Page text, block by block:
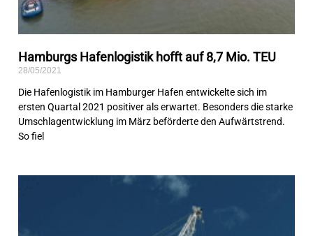
Hamburgs Hafenlogistik hofft auf 8,7 Mio. TEU
28/05/2021
Die Hafenlogistik im Hamburger Hafen entwickelte sich im
ersten Quartal 2021 positiver als erwartet. Besonders die starke
Umschlagentwicklung im März beförderte den Aufwärtstrend.
So fiel